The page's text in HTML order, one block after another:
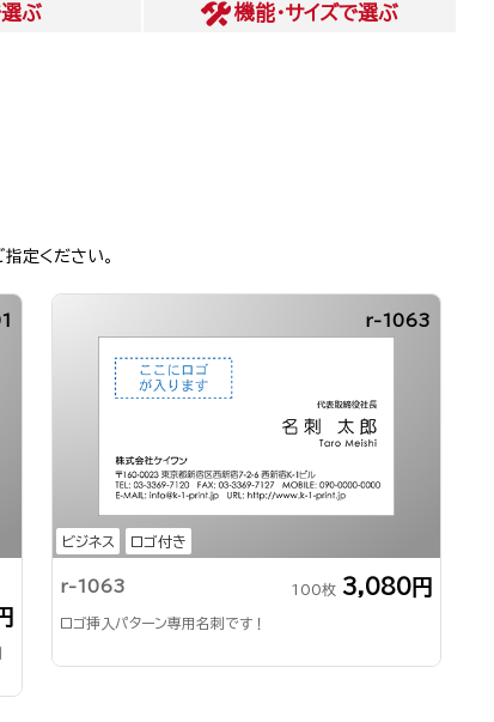
ぶ 機能・サイズで選ぶ
指定ください。
ビジネス ロゴ付き
r-1063
r-1063 100枚 3,080円
ロゴ挿入パターン専用名刺です！